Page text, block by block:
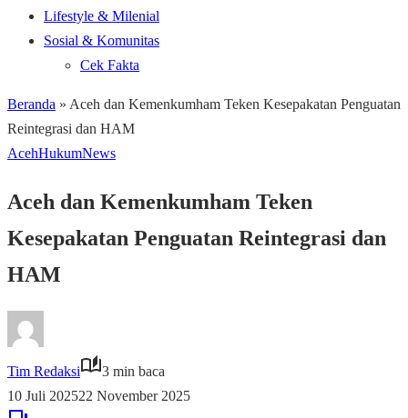
Lifestyle & Milenial
Sosial & Komunitas
Cek Fakta
Beranda » Aceh dan Kemenkumham Teken Kesepakatan Penguatan
Reintegrasi dan HAM
AcehHukumNews
Aceh dan Kemenkumham Teken
Kesepakatan Penguatan Reintegrasi dan
HAM
Tim Redaksi
3 min baca
10 Juli 202522 November 2025